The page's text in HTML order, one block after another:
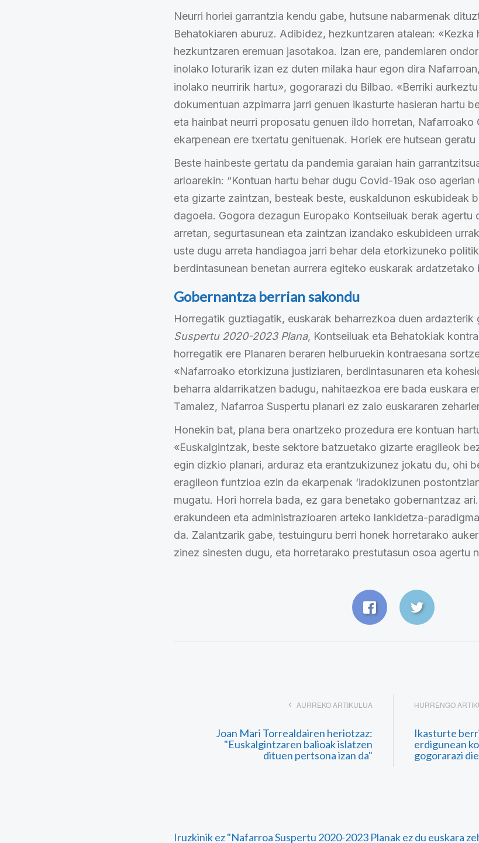
Neurri horiei garrantzia kendu gabe, hutsune nabarmenak
Behatokiaren aburuz. Adibidez, hezkuntzaren atalean: «Kezka
hezkuntzaren eremuan jasotakoa. Izan ere, pandemiaren
inolako loturarik izan ez duten milaka haur egon dira
inolako neurririk hartu», gogorarazi du Bilbao. «Berriki
dokumentuan azpimarra jarri genuen ikasturte hasieran hartu
eta hainbat neurri proposatu genuen ildo horretan, Nafarroako
ekarpenean ere txertatu genituenak. Horiek ere hutsean geratu
Beste hainbeste gertatu da pandemia garaian hain
arloarekin: “Kontuan hartu behar dugu Covid-19ak oso
eta gizarte zaintzan, besteak beste, euskaldunon eskubideak
dagoela. Gogora dezagun Europako Kontseiluak berak agertu
arretan, segurtasunean eta zaintzan izandako eskubideen
uste dugu arreta handiagoa jarri behar dela etorkizuneko
berdintasunean benetan aurrera egiteko euskarak ardatzetako
Gobernantza berrian sakondu
Horregatik guztiagatik, euskarak beharrezkoa duen ardazterik
Suspertu 2020-2023 Plana, Kontseiluak eta Behatokiak
horregatik ere Planaren beraren helburuekin kontraesana
«Nafarroako etorkizuna justiziaren, berdintasunaren eta
beharra aldarrikatzen badugu, nahitaezkoa ere bada euskara
Tamalez, Nafarroa Suspertu planari ez zaio euskararen
Honekin bat, plana bera onartzeko prozedura ere kontuan
«Euskalgintzak, beste sektore batzuetako gizarte eragileok
egin dizkio planari, arduraz eta erantzukizunez jokatu du, ohi
eragileon funtzioa ezin da ekarpenak ‘iradokizunen
mugatu. Hori horrela bada, ez gara benetako gobernantzaz
erakundeen eta administrazioaren arteko lankidetza-
da. Zalantzarik gabe, testuinguru berri honek horretarako
zinez sinesten dugu, eta horretarako prestutasun osoa agertu
AURREKO ARTIKULUA
Joan Mari Torrealdairen heriotzaz:
"Euskalgintzaren balioak islatzen
dituen pertsona izan da"
HURRENGO
Ikasturte
erdigunean
gogorarazi
Iruzkinik ez "Nafarroa Suspertu 2020-2023 Planak ez du euskara